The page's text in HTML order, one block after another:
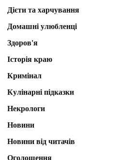
Дієти та харчування
Домашні улюбленці
Здоров'я
Історія краю
Кримінал
Кулінарні підказки
Некрологи
Новини
Новини від читачів
Оголошення